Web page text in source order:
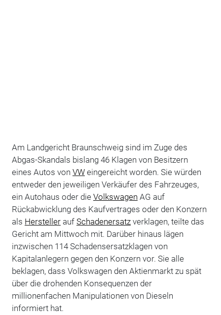
Am Landgericht Braunschweig sind im Zuge des
Abgas-Skandals bislang 46 Klagen von Besitzern
eines Autos von VWeingereicht worden. Sie würden
entweder den jeweiligen Verkäufer des Fahrzeuges,
ein Autohaus oder die Volkswagen AG auf
Rückabwicklung des Kaufvertrages oder den Konzern
als Herstellerauf Schadenersatzverklagen, teilte das
Gericht am Mittwoch mit. Darüber hinaus lägen
inzwischen 114 Schadensersatzklagen von
Kapitalanlegern gegen den Konzern vor. Sie alle
beklagen, dass Volkswagen den Aktienmarkt zu spät
über die drohenden Konsequenzen der
millionenfachen Manipulationen von Dieseln
informiert hat.